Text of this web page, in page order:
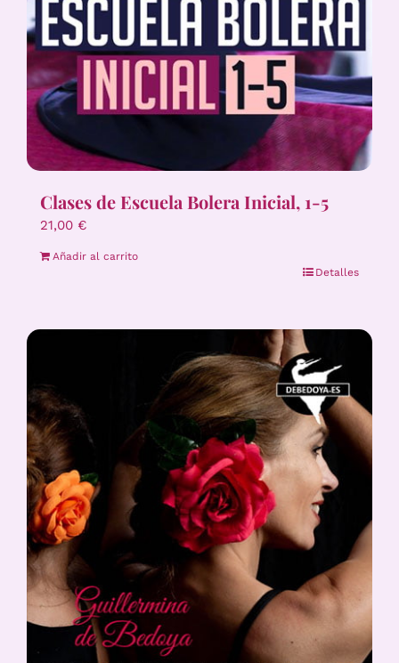
Clases de Escuela Bolera Inicial, 1-5
21,00 €
Añadir al carrito
Detalles